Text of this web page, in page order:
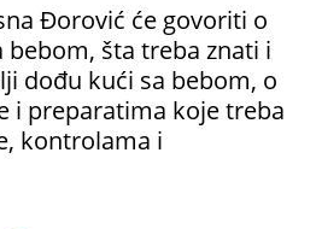
Đorović će govoriti o
šta treba znati i
dođu kući sa bebom, o
i preparatima koje treba
kontrolama i